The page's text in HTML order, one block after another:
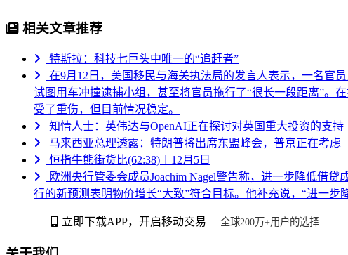
相关文章推荐
特斯拉：科技七巨头中唯一的“追赶者”
在9月12日，美国移民与海关执法局的发言人表示，一名官
试图用车冲撞逮捕小组，甚至将官员拖行了“很长一段距离”。
受了重伤，但目前情况稳定。
知情人士：英伟达与OpenAI正在探讨对英国重大投资的支持
马来西亚总理透露：特朗普将出席东盟峰会，普京正在考虑
恒指牛熊街货比(62:38)︱12月5日
欧洲央行管委会成员Joachim Nagel警告称，进一步降低借
行的新预测表明物价增长“大致”符合目标。他补充说，“进一步
立即下载APP，开启移动交易 全球200万+用户的选择